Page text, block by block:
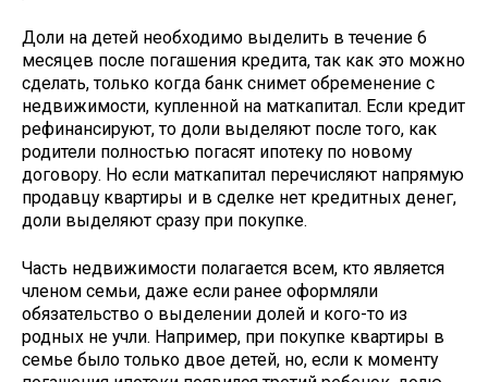
Доли на детей необходимо выделить в течение 6
месяцев после погашения кредита, так как это можно
сделать, только когда банк снимет обременение с
недвижимости, купленной на маткапитал. Если кредит
рефинансируют, то доли выделяют после того, как
родители полностью погасят ипотеку по новому
договору. Но если маткапитал перечисляют напрямую
продавцу квартиры и в сделке нет кредитных денег,
доли выделяют сразу при покупке.
Часть недвижимости полагается всем, кто является
членом семьи, даже если ранее оформляли
обязательство о выделении долей и кого-то из
родных не учли. Например, при покупке квартиры в
семье было только двое детей, но, если к моменту